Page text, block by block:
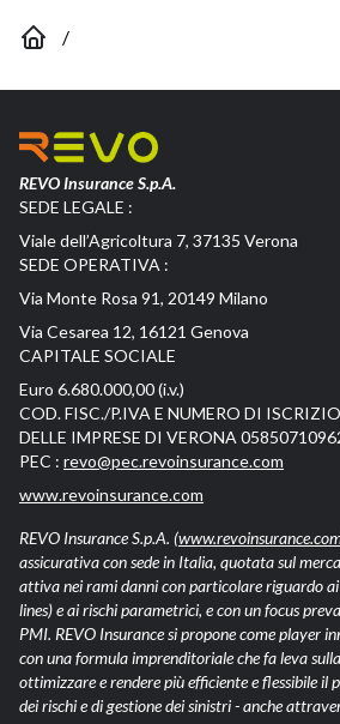
/
REVO Insurance S.p.A.
SEDE LEGALE :
Viale dell’Agricoltura 7, 37135 Verona
SEDE OPERATIVA :
Via Monte Rosa 91, 20149 Milano
Via Cesarea 12, 16121 Genova
CAPITALE SOCIALE
Euro 6.680.000,00 (i.v.)
COD. FISC./P.IVA E NUMERO DI
DELLE IMPRESE DI VERONA
PEC : revo@pec.revoinsurance.com
www.revoinsurance.com
REVO Insurance S.p.A.
assicurativa con sede in Italia, quotata sul
attiva nei rami danni con particolare riguardo
lines) e ai rischi parametrici, e con un focus
PMI. REVO Insurance si propone come player
con una formula imprenditoriale che fa leva
ottimizzare e rendere più efficiente e flessibile il
dei rischi e di gestione dei sinistri - anche